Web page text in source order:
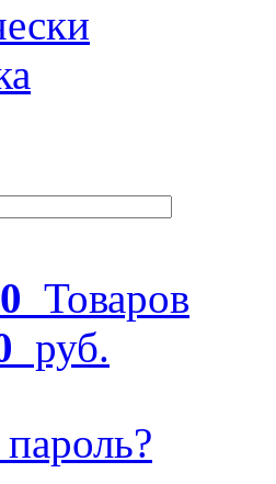
0 Товаров
руб.